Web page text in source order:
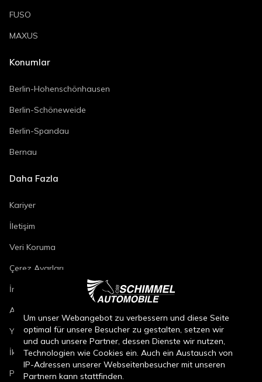
FUSO
MAXUS
Konumlar
Berlin-Hohenschönhausen
Berlin-Schöneweide
Berlin-Spandau
Bernau
Daha Fazla
Kariyer
İletişim
Veri Koruma
Çerez Ayarları
İmza
Araç Onarım Koşulları
Yeni Araç Satış Koşulları
İkinci El Araç Satış Koşulları
Parça Satış Koşulları
Um unser Webangebot zu verbessern und diese Seite
optimal für unsere Besucher zu gestalten, setzen wir
und auch unsere Partner, dessen Dienste wir nutzen,
Technologien wie Cookies ein. Auch ein Austausch von
IP-Adressen unserer Webseitenbesucher mit unseren
Partnern kann stattfinden.